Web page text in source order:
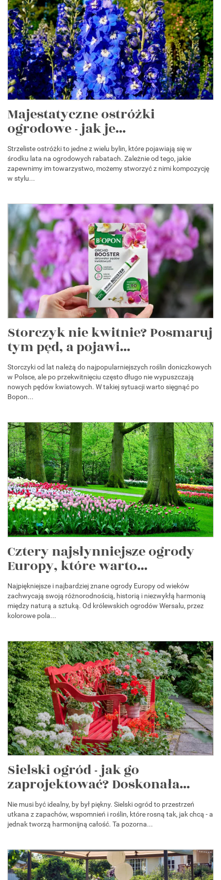
Majestatyczne ostróżki
ogrodowe - jak je...
Strzeliste ostróżki to jedne z wielu bylin, które pojawiają się w
środku lata na ogrodowych rabatach. Zależnie od tego, jakie
zapewnimy im towarzystwo, możemy stworzyć z nimi kompozycję
w stylu...
Storczyk nie kwitnie? Posmaruj
tym pęd, a pojawi...
Storczyki od lat należą do najpopularniejszych roślin doniczkowych
w Polsce, ale po przekwitnięciu często długo nie wypuszczają
nowych pędów kwiatowych. W takiej sytuacji warto sięgnąć po
Bopon...
Cztery najsłynniejsze ogrody
Europy, które warto...
Najpiękniejsze i najbardziej znane ogrody Europy od wieków
zachwycają swoją różnorodnością, historią i niezwykłą harmonią
między naturą a sztuką. Od królewskich ogrodów Wersalu, przez
kolorowe pola...
Sielski ogród - jak go
zaprojektować? Doskonała...
Nie musi być idealny, by był piękny. Sielski ogród to przestrzeń
utkana z zapachów, wspomnień i roślin, które rosną tak, jak chcą - a
jednak tworzą harmonijną całość. Ta pozorna...